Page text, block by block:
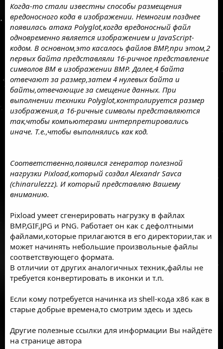
Когда-то стали известны способы размещения
вредоносного кода в изображении. Немногим позднее
появилась атака Polyglot,когда вредоносный файл
одновременно является изображением и JavaScript-
кодом. В основном,это касалось файлов BMP,при этом,2
первых байта представляли 16-ричное представление
символов ВМ в изображении ВМP. Далее,4 байта
отвечают за размер,затем 4 нулевых байта и
байты,отвечающие за смещение данных. При
выполнении техники Polyglot,контролируется размер
изображения,а 16-ричные символы представляются
так,чтобы компьютерами интерпретировались
иначе. Т.е.,чтобы выполнялись как код.
Соответственно,появился генератор полезной
нагрузки Pixload,который создал Alexandr Savca
(chinarulezzz). И который представляю Вашему
вниманию.
Pixload умеет сгенерировать нагрузку в файлах
BMP,GIF,JPG и PNG. Работает он как с дефолтными
файлами,которые прилагаются в его директории,так и
может начинять небольшие произвольные файлы
соответствующего формата.
В отличии от других аналогичных техник,файлы не
требуется конвертировать в иконки и т.п.
Если кому потребуется начинка из shell-кода х86 как в
старые добрые времена,то смотрим здесь и здесь
Другие полезные ссылки для информации Вы найдёте
на странице автора